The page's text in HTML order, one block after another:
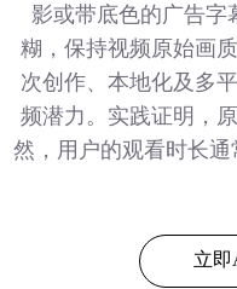
影或带底色的广告字
糊，保持视频原始画
次创作、本地化及多
频潜力。实践证明，
然，用户的观看时长
立